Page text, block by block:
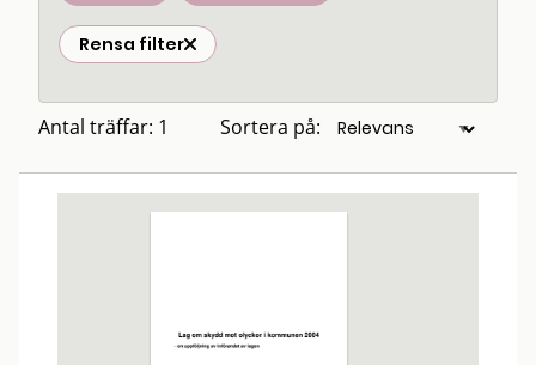
Rensa filter
Antal träffar: 1 Sortera på: